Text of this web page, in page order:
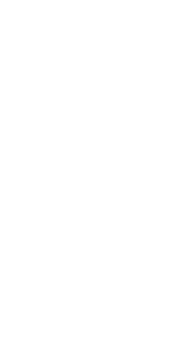
attentivement. En cas
grasses végétales en plus
estimant qu'il nuit à la
chocolats. Ainsi, le
35 et 42 % de cacao, le